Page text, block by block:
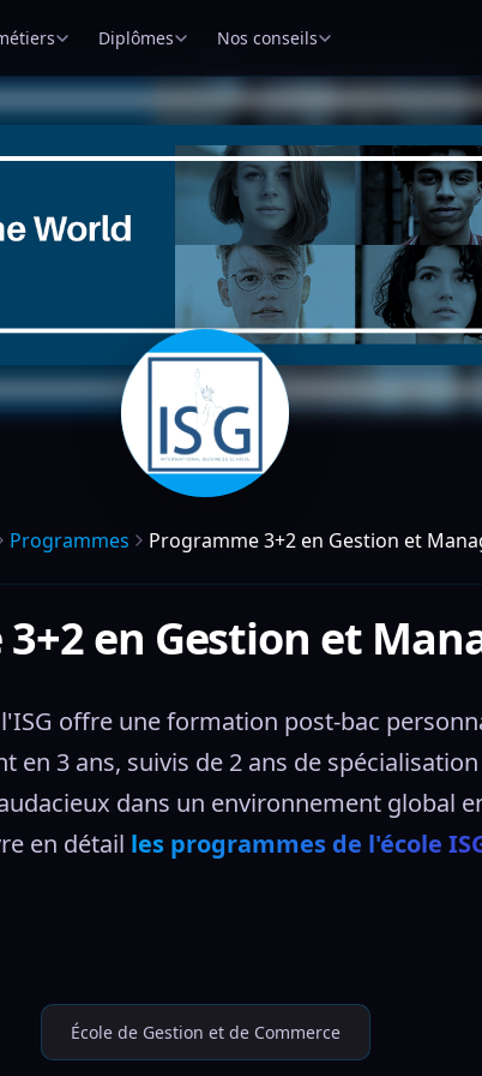
Diplômes Nos conseils
Programmes Programme 3+2 en Gestion et
en Gestion et
offre une formation post-bac
3 ans, suivis de 2 ans de
dans un environnement global
en détail les programmes de l'école
École de Gestion et de Commerce